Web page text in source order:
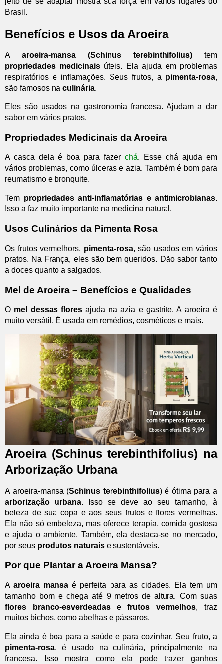
Brasil.
Benefícios e Usos da Aroeira
A aroeira-mansa (Schinus terebinthifolius) tem
propriedades medicinaisúteis. Ela ajuda em problemas
respiratórios e inflamações. Seus frutos, a pimenta-rosa,
são famosos na culinária.
Eles são usados na gastronomia francesa. Ajudam a dar
sabor em vários pratos.
Propriedades Medicinais da Aroeira
A casca dela é boa para fazer chá. Esse chá ajuda em
vários problemas, como úlceras e azia. Também é bom para
reumatismo e bronquite.
Tem propriedades anti-inflamatórias e antimicrobianas.
Isso a faz muito importante na medicina natural.
Usos Culinários da Pimenta Rosa
Os frutos vermelhors, pimenta-rosa, são usados em vários
pratos. Na França, eles são bem queridos. Dão sabor tanto
a doces quanto a salgados.
Mel de Aroeira – Benefícios e Qualidades
O mel dessas flores ajuda na azia e gastrite. A aroeira é
muito versátil. É usada em remédios, cosméticos e mais.
Aroeira (Schinus terebinthifolius) na
Arborização Urbana
A aroeira-mansa (Schinus terebinthifolius) é ótima para a
arborização urbana. Isso se deve ao seu tamanho, à
beleza de sua copa e aos seus frutos e flores vermelhas.
Ela não só embeleza, mas oferece terapia, comida gostosa
e ajuda o ambiente. Também, ela destaca-se no mercado,
por seus produtos naturais e sustentáveis.
Por que Plantar a Aroeira Mansa?
Aaroeira mansa é perfeita para as cidades. Ela tem um
tamanho bom e chega até 9 metros de altura. Com suas
flores branco-esverdeadasefrutos vermelhos, traz
muitos bichos, como abelhas e pássaros.
Ela ainda é boa para a saúde e para cozinhar. Seu fruto, a
pimenta-rosa, é usado na culinária, principalmente na
francesa. Isso mostra como ela pode trazer ganhos